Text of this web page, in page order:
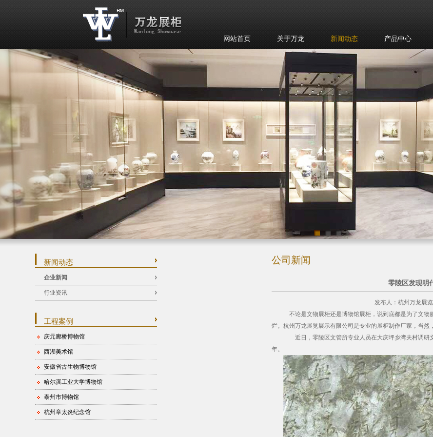
网站首页 关于万龙 新闻动态 产品中心
新闻动态
企业新闻
行业资讯
工程案例
庆元廊桥博物馆
西湖美术馆
安徽省古生物博物馆
哈尔滨工业大学博物馆
泰州市博物馆
杭州章太炎纪念馆
公司新闻
零陵区发现明
发布人：杭州万龙展
不论是文物展柜还是博物馆展柜，说到底都是为了文物
烂。杭州万龙展览展示有限公司是专业的展柜制作厂家，当然
近日，零陵区文管所专业人员在大庆坪乡湾夫村调研
年。